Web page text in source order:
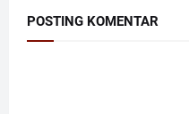
POSTING KOMENTAR